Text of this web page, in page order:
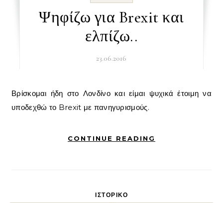
Ψηφίζω για Brexit και
ελπίζω..
23.06.2016
Βρίσκομαι ήδη στο Λονδίνο και είμαι ψυχικά έτοιμη να
υποδεχθώ το Brexit με πανηγυρισμούς.
CONTINUE READING
ΙΣΤΟΡΙΚΌ